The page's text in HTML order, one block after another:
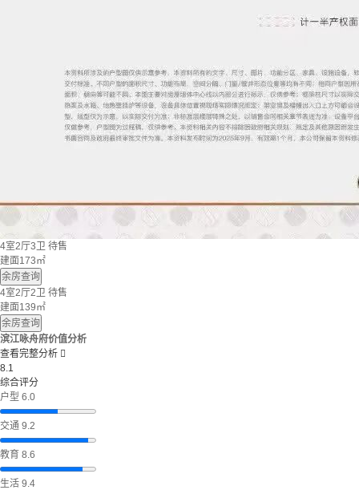
4室2厅3卫 待售
建面173㎡
余房查询
4室2厅2卫 待售
建面139㎡
余房查询
滨江咏舟府价值分析
查看完整分析 
8.1
综合评分
户型 6.0
交通 9.2
教育 8.6
生活 9.4